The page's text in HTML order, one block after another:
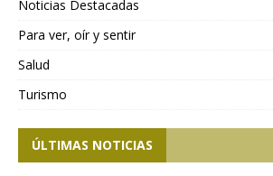
Noticias Destacadas
Para ver, oír y sentir
Salud
Turismo
ÚLTIMAS NOTICIAS